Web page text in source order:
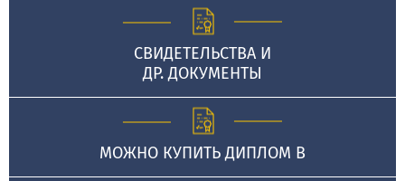
СВИДЕТЕЛЬСТВА И
ДР. ДОКУМЕНТЫ
МОЖНО КУПИТЬ ДИПЛОМ В